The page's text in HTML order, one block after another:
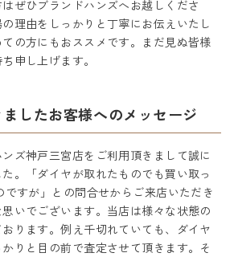
ぜひブランドハンズへお越しくださ
理由をしっかりと丁寧にお伝えいたし
の方にもおススメです。まだ見ぬ皆様
申し上げます。
したお客様へのメッセージ
ズ神戸三宮店をご利用頂きまして誠に
。「ダイヤが取れたものでも買い取っ
ですが」との問合せからご来店いただき
いでございます。当店は様々な状態の
ります。例え千切れていても、ダイヤ
りと目の前で査定させて頂きます。そ